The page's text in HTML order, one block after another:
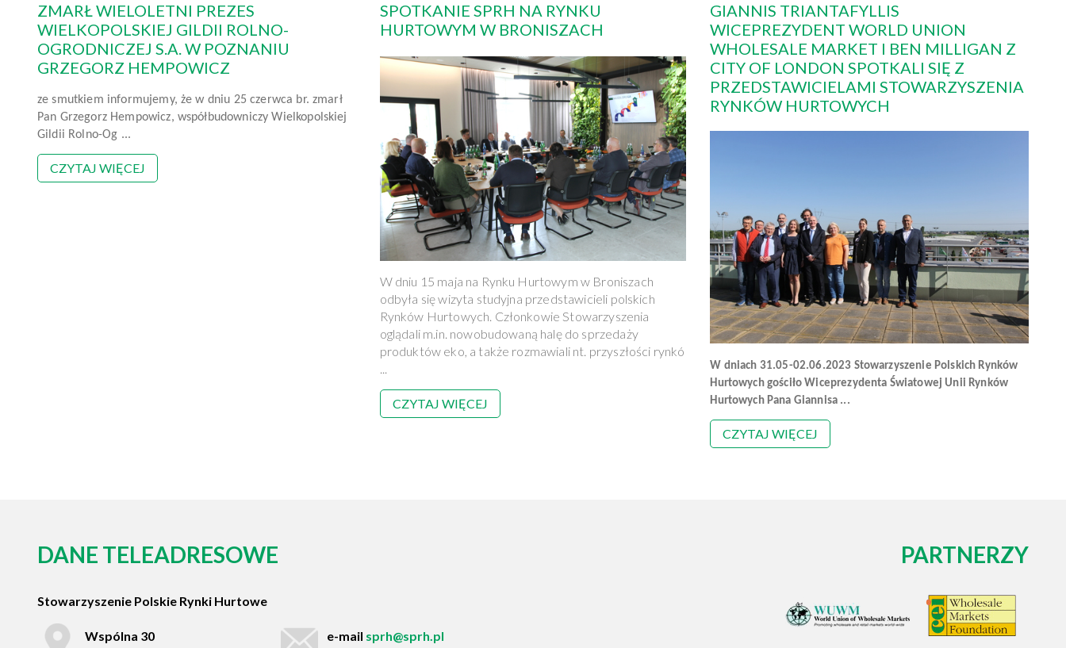
ZMARŁ WIELOLETNI PREZES
WIELKOPOLSKIEJ GILDII ROLNO-
OGRODNICZEJ S.A. W POZNANIU
GRZEGORZ HEMPOWICZ
ze smutkiem informujemy, że w dniu 25 czerwca br. zmarł
Pan Grzegorz Hempowicz, współbudowniczy Wielkopolskiej
Gildii Rolno-Og ...
CZYTAJ WIĘCEJ
SPOTKANIE SPRH NA RYNKU
HURTOWYM W BRONISZACH
W dniu 15 maja na Rynku Hurtowym w Broniszach
odbyła się wizyta studyjna przedstawicieli polskich
Rynków Hurtowych. Członkowie Stowarzyszenia
oglądali m.in. nowobudowaną halę do sprzedaży
produktów eko, a także rozmawiali nt. przyszłości rynkó
...
CZYTAJ WIĘCEJ
GIANNIS TRIANTAFYLLIS
WICEPREZYDENT WORLD UNION
WHOLESALE MARKET I BEN MILLIGAN Z
CITY OF LONDON SPOTKALI SIĘ Z
PRZEDSTAWICIELAMI STOWARZYSZENIA
RYNKÓW HURTOWYCH
W dniach 31.05-02.06.2023 Stowarzyszenie Polskich Rynków
Hurtowych gościło Wiceprezydenta Światowej Unii Rynków
Hurtowych Pana Giannisa ...
CZYTAJ WIĘCEJ
DANE TELEADRESOWE
Stowarzyszenie Polskie Rynki Hurtowe
Wspólna 30
e-mail sprh@sprh.pl
PARTNERZY